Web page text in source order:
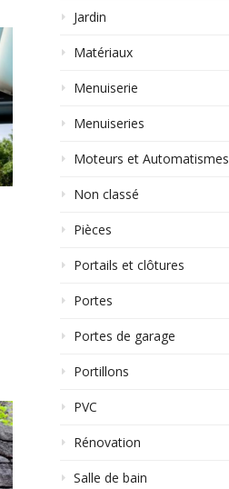
Jardin
Matériaux
Menuiserie
Menuiseries
Moteurs et Automatismes
Non classé
Pièces
Portails et clôtures
Portes
Portes de garage
Portillons
PVC
Rénovation
Salle de bain